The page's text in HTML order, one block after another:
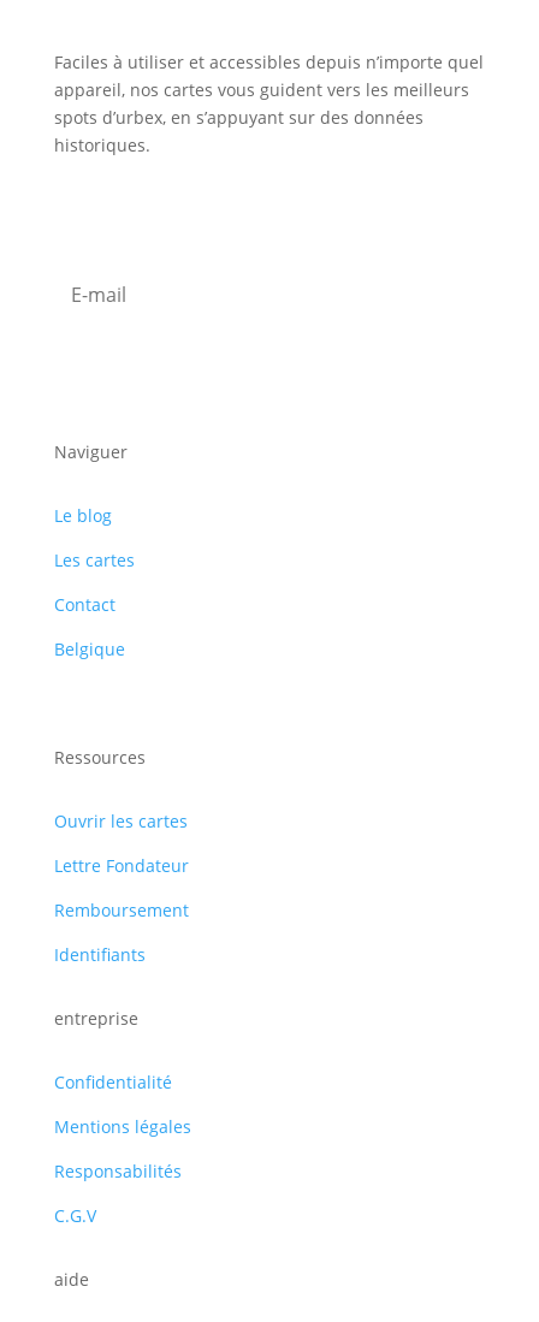
Faciles à utiliser et accessibles depuis n’importe quel
appareil, nos cartes vous guident vers les meilleurs
spots d’urbex, en s’appuyant sur des données
historiques.
Naviguer
Le blog
Les cartes
Contact
Belgique
Ressources
Ouvrir les cartes
Lettre Fondateur
Remboursement
Identifiants
entreprise
Confidentialité
Mentions légales
Responsabilités
C.G.V
aide